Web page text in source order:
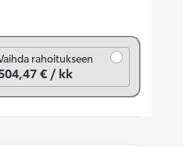
rahoitukseen
€ / kk